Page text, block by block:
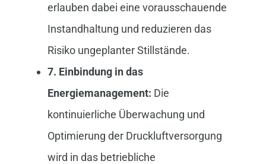
erlauben dabei eine vorausschauende
Instandhaltung und reduzieren das
Risiko ungeplanter Stillstände.
7. Einbindung in das
Energiemanagement: Die
kontinuierliche Überwachung und
Optimierung der Druckluftversorgung
wird in das betriebliche